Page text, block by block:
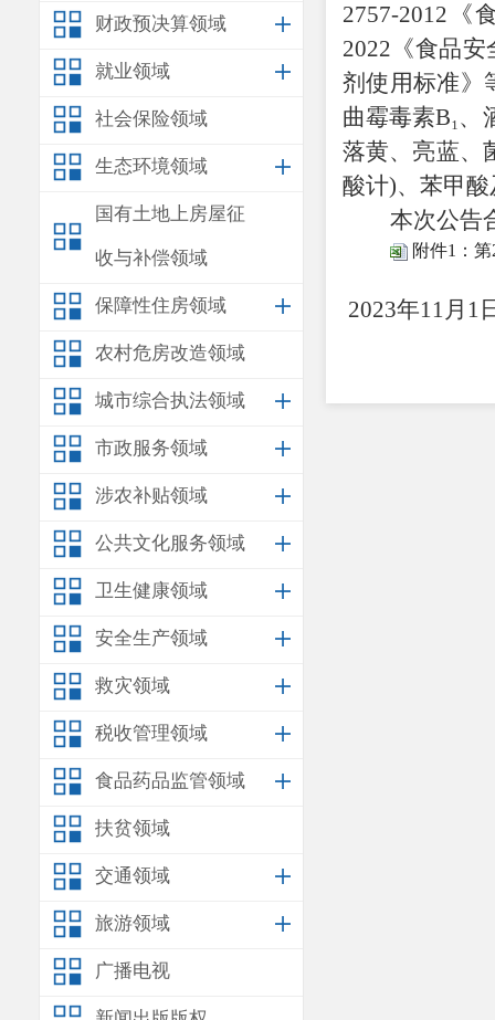
财政预决算领域
就业领域
社会保险领域
生态环境领域
国有土地上房屋征
收与补偿领域
保障性住房领域
农村危房改造领域
城市综合执法领域
市政服务领域
涉农补贴领域
公共文化服务领域
卫生健康领域
安全生产领域
救灾领域
税收管理领域
食品药品监管领域
扶贫领域
交通领域
旅游领域
广播电视
2757-2012《
2022《食品
剂使用标准》
曲霉毒素B₁、
落黄、亮蓝、
酸计)、苯甲
本次公告
附件1：
2023年11月 1